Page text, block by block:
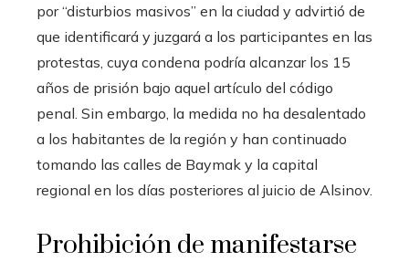
por “disturbios masivos” en la ciudad y advirtió de
que identificará y juzgará a los participantes en las
protestas, cuya condena podría alcanzar los 15
años de prisión bajo aquel artículo del código
penal. Sin embargo, la medida no ha desalentado
a los habitantes de la región y han continuado
tomando las calles de Baymak y la capital
regional en los días posteriores al juicio de Alsinov.
Prohibición de manifestarse